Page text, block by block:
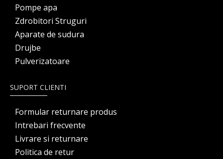
Pompe apa
Zdrobitori Struguri
Aparate de sudura
Drujbe
Pulverizatoare
SUPORT CLIENTI
Formular returnare produs
Intrebari frecvente
Livrare si returnare
Politica de retur